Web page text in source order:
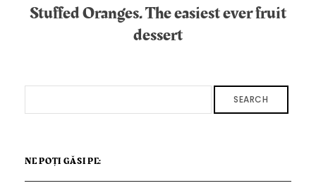
Stuffed Oranges. The easiest ever fruit
dessert
SEARCH
NE POȚI GĂSI PE: